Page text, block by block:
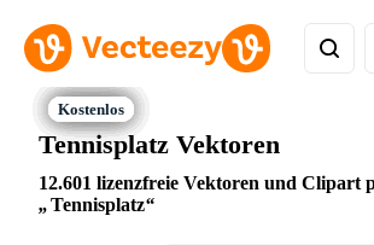
Tennisplatz Vektoren
12.601 lizenzfreie Vektoren und Clipart
Tennisplatz